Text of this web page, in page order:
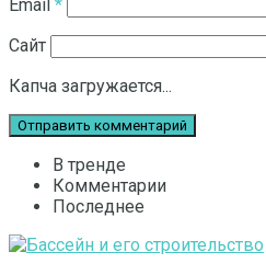
Email *
Сайт
Капча загружается...
В тренде
Комментарии
Последнее